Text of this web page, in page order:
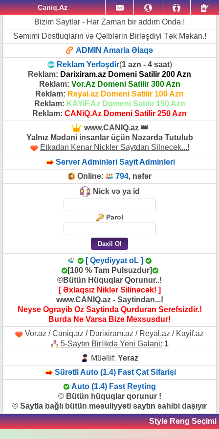
Caniq.Az
Bizim Saytlar - Hər Zaman bir addım Ondə.!
Səmimi Dostluqların və Qəlblərin Birləşdiyi Tək Məkan.!
ADMIN Amarla Əlaqə
Reklam Yerləşdir(1 azn - 4 saat)
Reklam: Darixiram.az Domeni Satilir 200 Azn
Reklam: Vor.Az Domeni Satilir 300 Azn
Reklam: Reyal.az Domeni Satilir 100 Azn
Reklam: KAYiF.Az Domeni Satilir 150 Azn
Reklam: CANiQ.Az Domeni Satilir 250 Azn
www.CANIQ.az 👑
Yalnız Mədəni insanlar üçün Nəzərdə Tutulub
Etkadan Kenar Nickler Saytdan Silnecek...!
Server Adminleri Sayit Adminleri
Online:
794, nəfər
Nick və ya id
Parol
[ Qeydiyyat oL ]
[100 % Tam Pulsuzdur]
©Bütün Hüquqlar Qorunur..!
[ Əxlaqsız Niklər Silinəcək! ]
www.CANIQ.az - Saytindan...!
Neyse Ograyib Oz Saytinda Qurduran Serefsizdir.!
Burda Ne Varsa Bize Mexsusdur!
Vor.az / Caniq.az / Darixiram.az / Reyal.az / Kayif.az
5-Saytın Birlikdə Yeni Gələni: 1
Müəllif: Yeraz
Sürətli Auto (1.4) Fast Çat Sifarişi
Auto (1.4) Fast Reyting
© Bütün hüquqlar qorunur !
© Saytla bağlı bütün məsuliyyəti saytın sahibi daşıyır
Style Rəng Seçimi